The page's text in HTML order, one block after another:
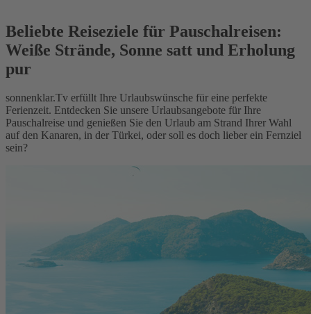
Beliebte Reiseziele für Pauschalreisen:
Weiße Strände, Sonne satt und Erholung
pur
sonnenklar.Tv erfüllt Ihre Urlaubswünsche für eine perfekte
Ferienzeit. Entdecken Sie unsere Urlaubsangebote für Ihre
Pauschalreise und genießen Sie den Urlaub am Strand Ihrer Wahl
auf den Kanaren, in der Türkei, oder soll es doch lieber ein Fernziel
sein?